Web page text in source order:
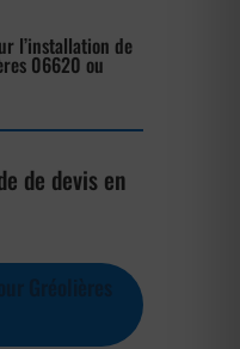
l’installation de
06620 ou
de devis en